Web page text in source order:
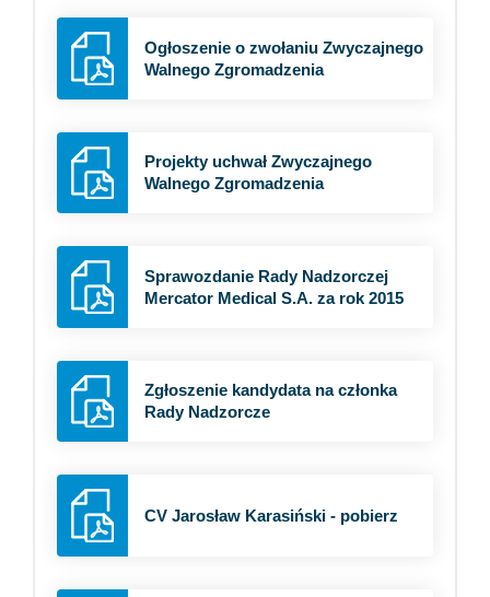
Ogłoszenie o zwołaniu Zwyczajnego
Walnego Zgromadzenia
Projekty uchwał Zwyczajnego
Walnego Zgromadzenia
Sprawozdanie Rady Nadzorczej
Mercator Medical S.A. za rok 2015
Zgłoszenie kandydata na członka
Rady Nadzorcze
CV Jarosław Karasiński - pobierz